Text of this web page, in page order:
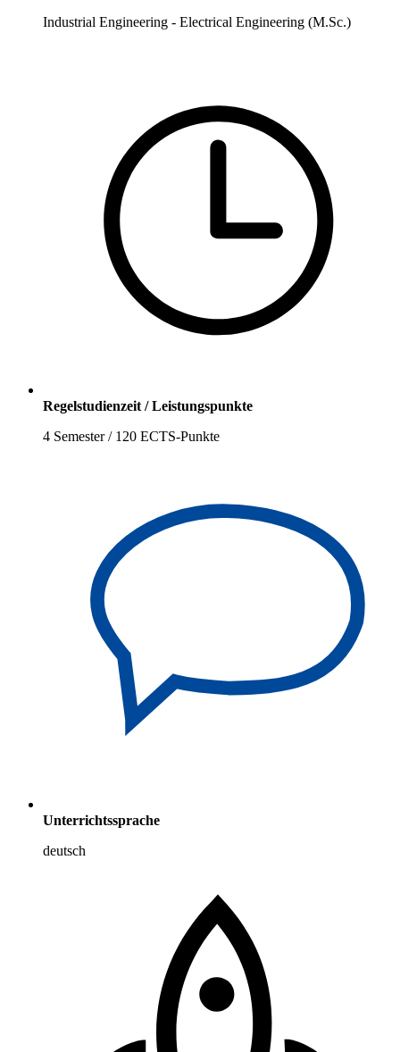
Industrial Engineering - Electrical Engineering (M.Sc.)
Regelstudienzeit / Leistungspunkte
4 Semester / 120 ECTS-Punkte
Unterrichtssprache
deutsch